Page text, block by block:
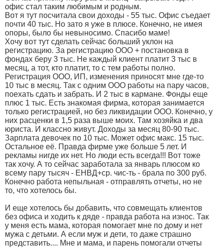
офис стал таким любимым и родным.
Вот я тут посчитала свои доходы - 55 тыс. Офис съедает
почти 40 тыс. Но зато я уже в плюсе. Конечно, не имея
опоры, было бы невыносимо. Спасибо маме!
Хочу вот тут сделать сейчас больший уклон на
регистрацию. За регистрацию ООО + постановка в
фондах беру 3 тыс. Не каждый клиент платит 3 тыс в
месяц, а тот, кто платит, то с тем работы полно.
Регистрация ООО, ИП, изменения приносят мне где-то
10 тыс в месяц. Так с одним ООО работы на пару часов,
поехать сдать и забрать. И 2 тыс в кармане. Фонды еще
плюс 1 тыс. Есть знакомая фирма, которая занимается
только регистрацией, но без ликвидации ООО. Конечно, у
них расценки в 1,5 раза выше моих. Там хозяйка и два
юриста. И классно живут. Доходы за месяц 80-90 тыс.
Зарплата девочек по 10 тыс. Может офис макс. 15 тыс.
Остальное её. Правда фирме уже больше 5 лет. И
рекламы нигде их нет. Но люди есть всегда!!! Вот тоже
так хочу. А то сейчас заработала за январь плюсом ко
всему пару тысяч - ЕНВД+ср. чис-ть - брала по 300 руб.
Конечно работа непыльная - отправлять отчеты, но не
то, что хотелось бы.
И еще хотелось бы добавить, что совмещать клиентов
без офиса и ходить к дяде - правда работа на износ. Так
у меня есть мама, которая помогает мне по дому и нет
мужа с детьми. А если муж и дети, то даже страшно
представить.... Мне и мама, и парень помогали отчеты